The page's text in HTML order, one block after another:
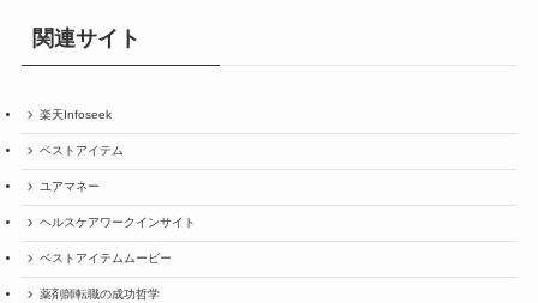
関連サイト
楽天Infoseek
ベストアイテム
ユアマネー
ヘルスケアワークインサイト
ベストアイテムムービー
薬剤師転職の成功哲学